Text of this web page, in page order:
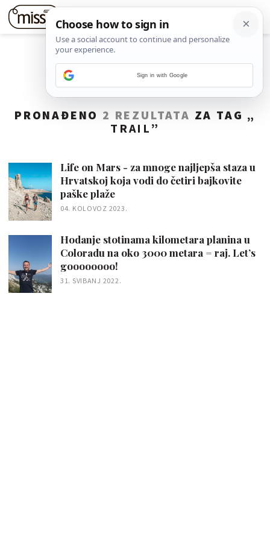
PRONAĐENO 2 REZULTATA ZA TAG „
TRAIL ”
Life on Mars - za mnoge najljepša staza u
Hrvatskoj koja vodi do četiri bajkovite
paške plaže
04. KOLOVOZ 2023.
Hodanje stotinama kilometara planina u
Coloradu na oko 3000 metara = raj. Let’s
goooooooo!
31. SVIBANJ 2022.
Sign in with Google